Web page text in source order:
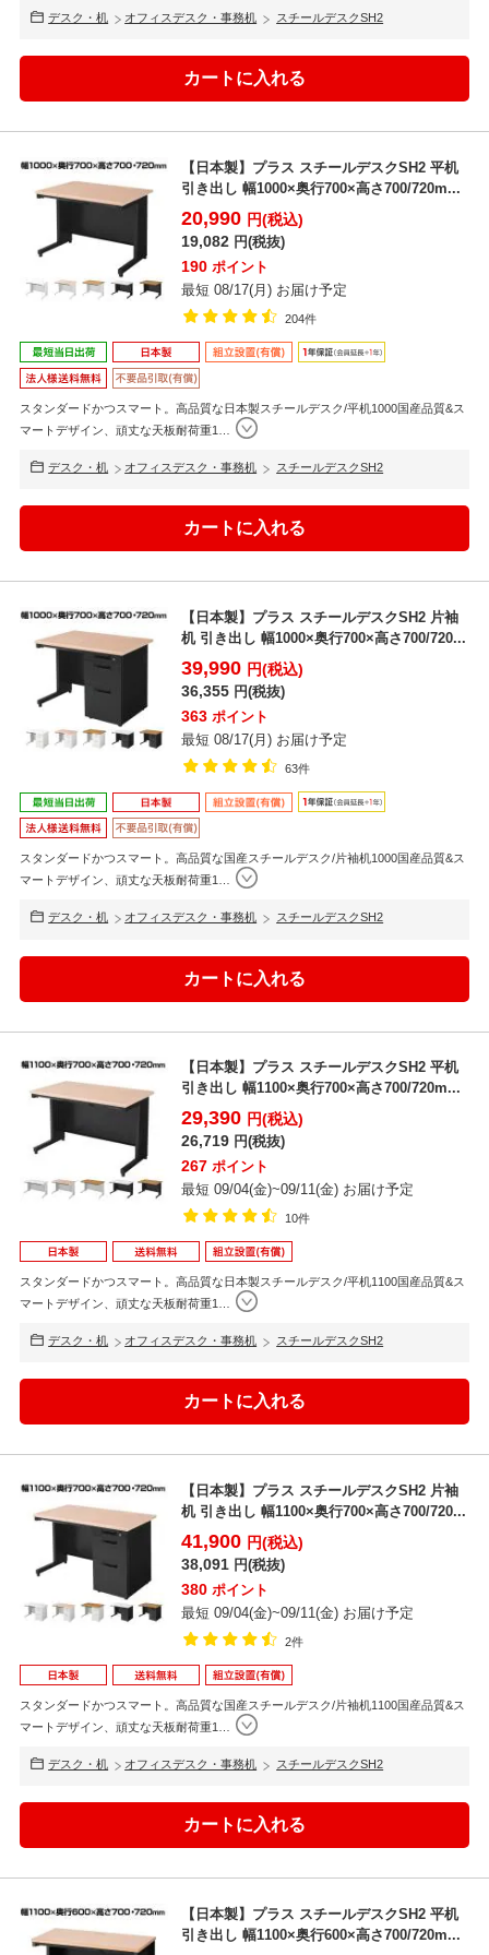
デスク・机 オフィスデスク・事務机 スチールデスクSH2
【日本製】プラス スチールデスクSH2 平机
引き出し 幅1000×奥行700×高さ700/720m...
20,990 円(税込)
19,082 円(税抜)
190 ポイント
最短 08/17(月) お届け予定
204件
スタンダードかつスマート。高品質な日本製スチールデスク/平机1000国産品質&ス
マートデザイン、頑丈な天板耐荷重1
デスク・机 オフィスデスク・事務机 スチールデスクSH2
【日本製】プラス スチールデスクSH2 片袖
机 引き出し 幅1000×奥行700×高さ700/720...
39,990 円(税込)
36,355 円(税抜)
363 ポイント
最短 08/17(月) お届け予定
63件
スタンダードかつスマート。高品質な国産スチールデスク/片袖机1000国産品質&ス
マートデザイン、頑丈な天板耐荷重1
デスク・机 オフィスデスク・事務机 スチールデスクSH2
【日本製】プラス スチールデスクSH2 平机
引き出し 幅1100×奥行700×高さ700/720m...
29,390 円(税込)
26,719 円(税抜)
267 ポイント
最短 09/04(金)~09/11(金) お届け予定
10件
スタンダードかつスマート。高品質な日本製スチールデスク/平机1100国産品質&ス
マートデザイン、頑丈な天板耐荷重1
デスク・机 オフィスデスク・事務机 スチールデスクSH2
【日本製】プラス スチールデスクSH2 片袖
机 引き出し 幅1100×奥行700×高さ700/720...
41,900 円(税込)
38,091 円(税抜)
380 ポイント
最短 09/04(金)~09/11(金) お届け予定
2件
スタンダードかつスマート。高品質な国産スチールデスク/片袖机1100国産品質&ス
マートデザイン、頑丈な天板耐荷重1
デスク・机 オフィスデスク・事務机 スチールデスクSH2
【日本製】プラス スチールデスクSH2 平机
引き出し 幅1100×奥行600×高さ700/720m...